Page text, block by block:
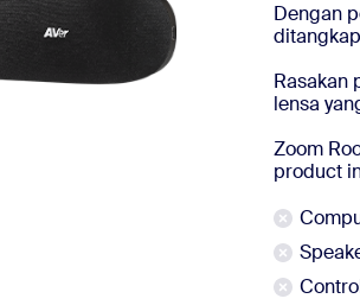
Dengan
Rasakan
lensa
Zoom
product